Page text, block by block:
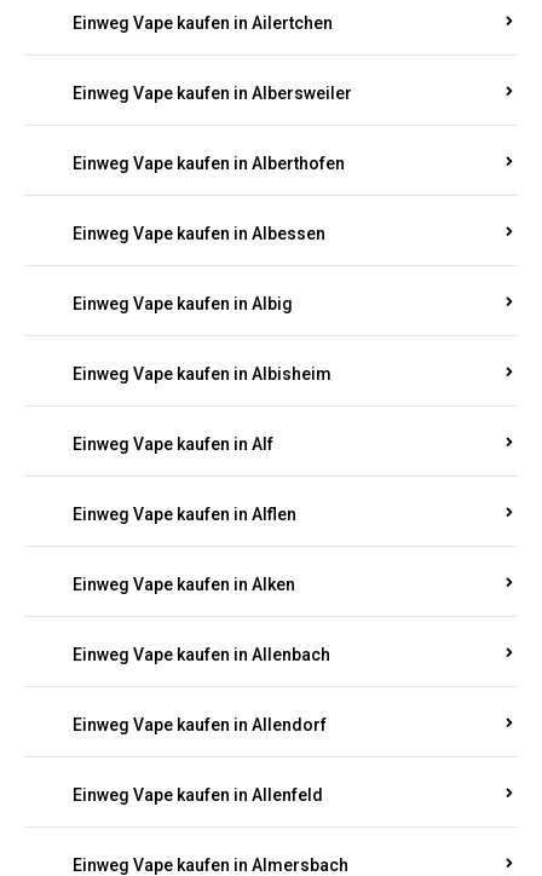
Einweg Vape kaufen in Ailertchen
Einweg Vape kaufen in Albersweiler
Einweg Vape kaufen in Alberthofen
Einweg Vape kaufen in Albessen
Einweg Vape kaufen in Albig
Einweg Vape kaufen in Albisheim
Einweg Vape kaufen in Alf
Einweg Vape kaufen in Alflen
Einweg Vape kaufen in Alken
Einweg Vape kaufen in Allenbach
Einweg Vape kaufen in Allendorf
Einweg Vape kaufen in Allenfeld
Einweg Vape kaufen in Almersbach